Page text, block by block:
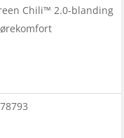
Chili™ 2.0-blanding